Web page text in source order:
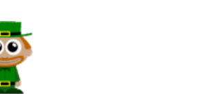
Чего я не знал об успехе в